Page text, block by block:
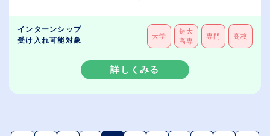
インターンシップ
受け入れ可能対象
大学
短大
高専
専門 高校
詳しくみる